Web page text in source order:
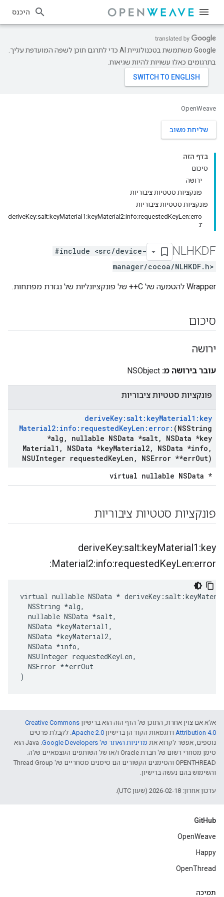
היכנס
‫Google משתמשת בטכנולוגיית AI כדי לתרגם תוכן לשפה המועדפת עליך.
בתרגומים כאלו עשויות להיות שגיאות.
OpenWeave
שליחת משוב
בדף הזה
סיכום
ירושה
פונקציות סטטיות ציבוריות
פונקציות סטטיות ציבוריות
deriveKey:salt:keyMaterial1:keyMaterial2:info:requestedKeyLen:erro
r:
NLHKDF
#include <src/device-
manager/cocoa/NLHKDF.h>
Wrapper להטמעה של C++ של פונקציונליות של נגזרת מפתחות.
סיכום
ירושה
עובר בירושה מ: NSObject
פונקציות סטטיות ציבוריות
deriveKey:salt:keyMaterial1:key
Material2:info:requestedKeyLen:error: (NSString
*alg , nullable NSData *salt,
NSData *key
Material1 , NSData *keyMaterial2, NSData *info ,
NSUInteger requestedKeyLen , NSError **errOut)
virtual nullable NSData *
פונקציות סטטיות ציבוריות
deriveKey:salt:keyMaterial1:key
Material2:info:requestedKeyLen:error:
virtual nullable NSData *
  NSString *alg,
  nullable NSData *salt,
  NSData *keyMaterial1,
  NSData *keyMaterial2,
  NSData
*info,
  NSUInteger requestedKeyLen,
  NSError *
*errOut
)
אלא אם צוין אחרת, התוכן של הדף הזה הוא ברישיון Creative Commons
Attribution 4.0‏ ודוגמאות הקוד הן ברישיון Apache 2.0‏. לקבלת פרטים
נוספים, אפשר לקרוא את מדיניות האתר של Google Developers‏
.‏ Java הוא
סימן מסחרי רשום של חברת Oracle ו/או של השותפים העצמאיים שלה.
‫OPENTHREAD והסימנים הקשורים הם סימנים מסחריים של Thread Group
והשימוש בהם נעשה ברישיון.
עדכון אחרון: 2026-02-18 (שעון UTC).
GitHub
OpenWeave
Happy
OpenThread
תמיכה